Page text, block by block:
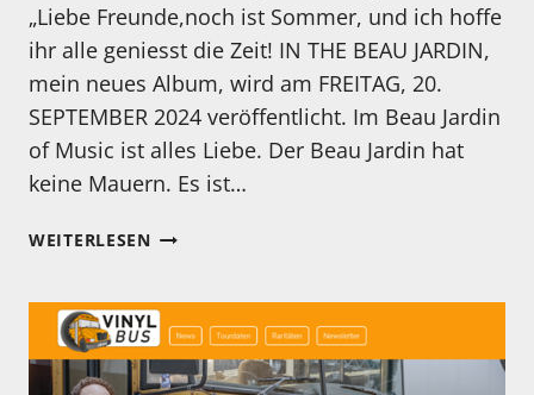
„Liebe Freunde,noch ist Sommer, und ich hoffe
ihr alle geniesst die Zeit! IN THE BEAU JARDIN,
mein neues Album, wird am FREITAG, 20.
SEPTEMBER 2024 veröffentlicht. Im Beau Jardin
of Music ist alles Liebe. Der Beau Jardin hat
keine Mauern. Es ist…
WEITERLESENNEUE
MARIO
KNAPP!!!